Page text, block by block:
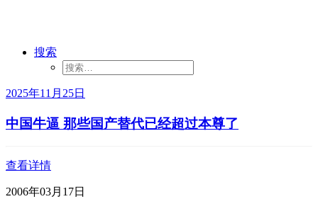
搜索
2025年11月25日
中国牛逼 那些国产替代已经超过本尊了
查看详情
2006年03月17日